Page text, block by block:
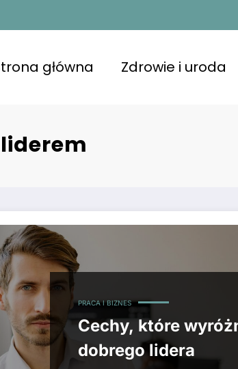
główna Zdrowie i uroda
PRACA I BIZNES
Cechy, które
dobrego lidera